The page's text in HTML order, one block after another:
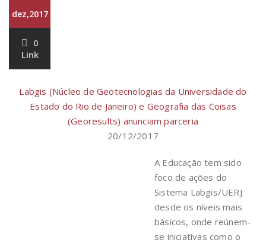
dez,2017
0
Link
Labgis (Núcleo de Geotecnologias da Universidade do
Estado do Rio de Janeiro) e Geografia das Coisas
(Georesults) anunciam parceria
20/12/2017
A Educação tem sido
foco de ações do
Sistema Labgis/UERJ
desde os níveis mais
básicos, onde reúnem-
se iniciativas como o